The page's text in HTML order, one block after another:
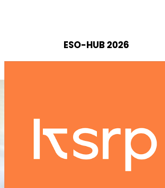
ESO-HUB 2026